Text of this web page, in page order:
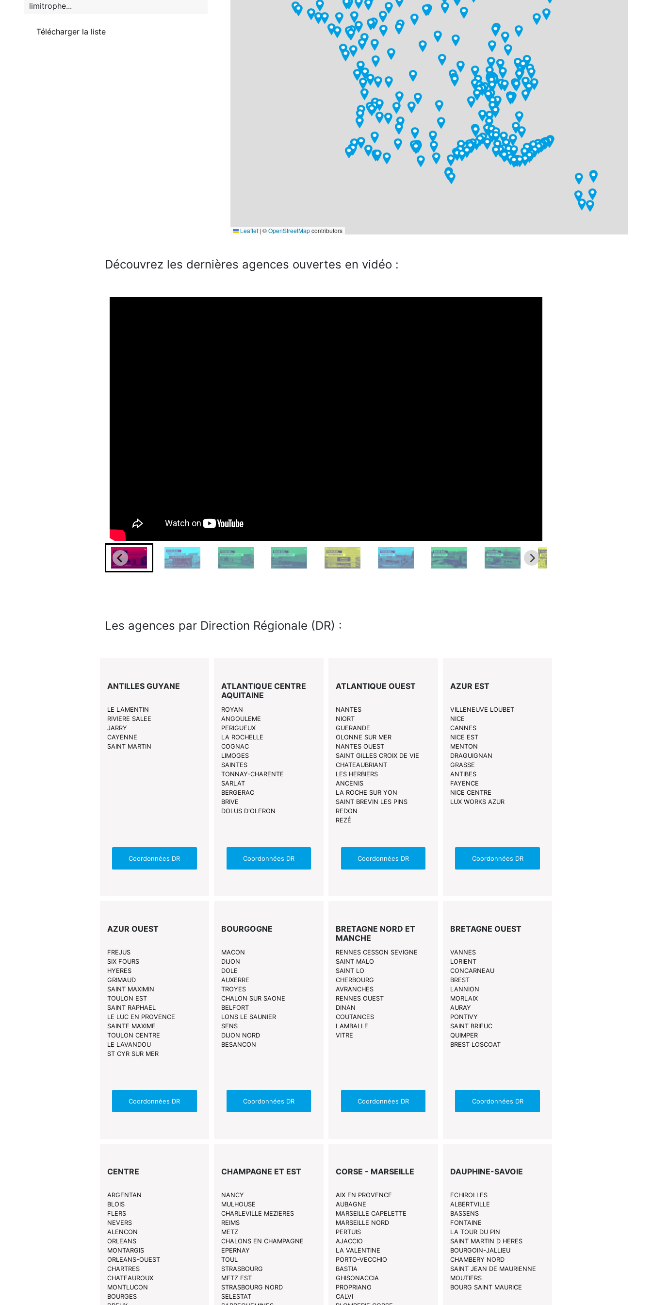
limitrophe...
Télécharger la liste
Leaflet | ©OpenStreetMapcontributors
Découvrez les dernières agences ouvertes en vidéo :
Les agences par Direction Régionale (DR) :
ANTILLES GUYANE
LE LAMENTIN
RIVIERE SALEE
JARRY
CAYENNE
SAINT MARTIN
Coordonnées DR
ATLANTIQUE CENTRE
AQUITAINE
ROYAN
ANGOULEME
PERIGUEUX
LA ROCHELLE
COGNAC
LIMOGES
SAINTES
TONNAY-CHARENTE
SARLAT
BERGERAC
BRIVE
DOLUS D'OLERON
Coordonnées DR
ATLANTIQUE OUEST
NANTES
NIORT
GUERANDE
OLONNE SUR MER
NANTES OUEST
SAINT GILLES CROIX DE VIE
CHATEAUBRIANT
LES HERBIERS
ANCENIS
LA ROCHE SUR YON
SAINT BREVIN LES PINS
REDON
REZÉ
Coordonnées DR
AZUR EST
VILLENEUVE LOUBET
NICE
CANNES
NICE EST
MENTON
DRAGUIGNAN
GRASSE
ANTIBES
FAYENCE
NICE CENTRE
LUX WORKS AZUR
Coordonnées DR
AZUR OUEST
FREJUS
SIX FOURS
HYERES
GRIMAUD
SAINT MAXIMIN
TOULON EST
SAINT RAPHAEL
LE LUC EN PROVENCE
SAINTE MAXIME
TOULON CENTRE
LE LAVANDOU
ST CYR SUR MER
Coordonnées DR
BOURGOGNE
MACON
DIJON
DOLE
AUXERRE
TROYES
CHALON SUR SAONE
BELFORT
LONS LE SAUNIER
SENS
DIJON NORD
BESANCON
Coordonnées DR
BRETAGNE NORD ET
MANCHE
RENNES CESSON SEVIGNE
SAINT MALO
SAINT LO
CHERBOURG
AVRANCHES
RENNES OUEST
DINAN
COUTANCES
LAMBALLE
VITRE
Coordonnées DR
BRETAGNE OUEST
VANNES
LORIENT
CONCARNEAU
BREST
LANNION
MORLAIX
AURAY
PONTIVY
SAINT BRIEUC
QUIMPER
BREST LOSCOAT
Coordonnées DR
CENTRE
ARGENTAN
BLOIS
FLERS
NEVERS
ALENCON
ORLEANS
MONTARGIS
ORLEANS-OUEST
CHARTRES
CHATEAUROUX
MONTLUCON
BOURGES
CHAMPAGNE ET EST
NANCY
MULHOUSE
CHARLEVILLE MEZIERES
REIMS
METZ
CHALONS EN CHAMPAGNE
EPERNAY
TOUL
STRASBOURG
METZ EST
STRASBOURG NORD
SELESTAT
CORSE - MARSEILLE
AIX EN PROVENCE
AUBAGNE
MARSEILLE CAPELETTE
MARSEILLE NORD
PERTUIS
AJACCIO
LA VALENTINE
PORTO-VECCHIO
BASTIA
GHISONACCIA
PROPRIANO
CALVI
DAUPHINE-SAVOIE
ECHIROLLES
ALBERTVILLE
BASSENS
FONTAINE
LA TOUR DU PIN
SAINT MARTIN D HERES
BOURGOIN-JALLIEU
CHAMBERY NORD
SAINT JEAN DE MAURIENNE
MOUTIERS
BOURG SAINT MAURICE